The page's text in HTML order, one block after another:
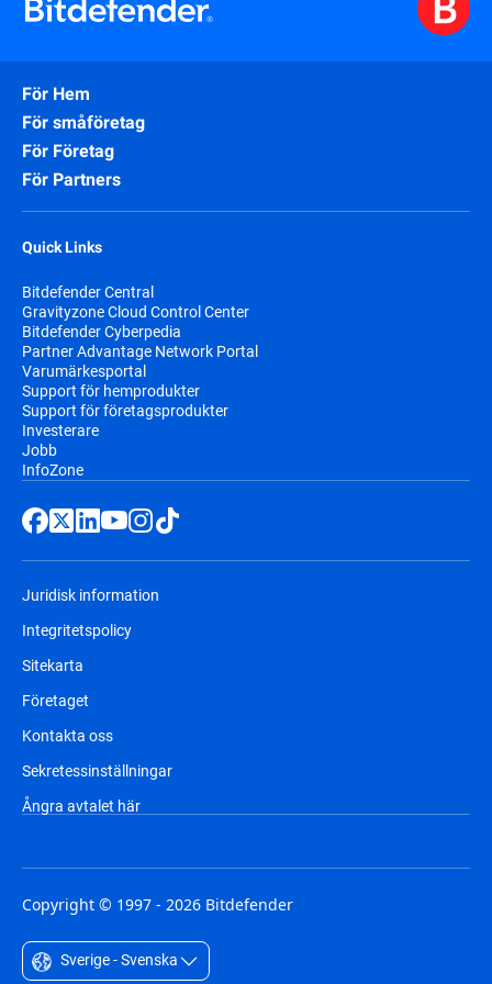
För Hem
För småföretag
För Företag
För Partners
Quick Links
Bitdefender Central
Gravityzone Cloud Control Center
Bitdefender Cyberpedia
Partner Advantage Network Portal
Varumärkesportal
Support för hemprodukter
Support för företagsprodukter
Investerare
Jobb
InfoZone
Juridisk information
Integritetspolicy
Sitekarta
Företaget
Kontakta oss
Sekretessinställningar
Ångra avtalet här
Copyright © 1997 - 2026 Bitdefender
Sverige - Svenska